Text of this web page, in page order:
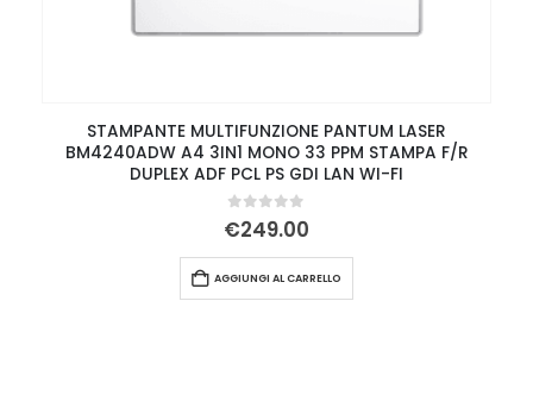
STAMPANTE MULTIFUNZIONE PANTUM LASER
BM4240ADW A4 3IN1 MONO 33 PPM STAMPA F/R
DUPLEX ADF PCL PS GDI LAN WI-FI
0 Su 5
€249.00
AGGIUNGI AL CARRELLO